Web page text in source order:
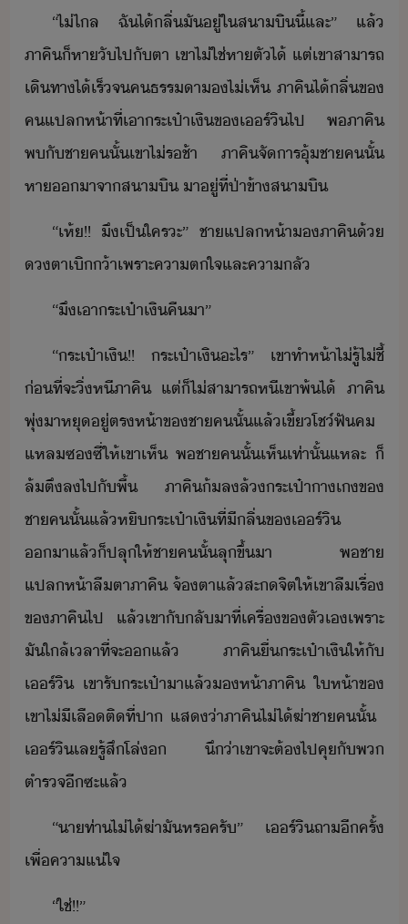
“​ไ่​ไล​ ​ฉั​ไ้ลิ่​ั​ู่​ใ​สาิ​ี้​และ​”​ ​แล้​
ภาคิ​็​หาั​ไป​ั​ตา​ ​เขา​ไ่ใช่​หาตั​ไ้​ ​แต่​เขา​สาารถ​
เิทา​ไ้​เร็​จ​คธรรา​ไ่เห็​ ​ภาคิ​ไ้ลิ่​ข​
คแปลห้า​ที่​เา​ระเป๋า​เิ​ข​เร์ิ​ไป​ ​พ​ภาคิ​
พ​ั​ชา​ค​ั้​เขา​ไ่​รช​้า​ ​ภาคิ​จัาร​ุ้​ชา​ค​ั้​
หา​า​จา​สาิ​ ​า​ู่​ที่​ป่า​ข้า​สาิ
“​เห​้​!​!​ ​ึ​เป็​ใคร​ะ​”​ ​ชา​แปลห้า​​ภาคิ​้​
ตา​เิ​้า​เพราะ​คาตใจ​และ​คาลั
“​ึ​เา​ระเป๋า​เิ​คื​า​”
“​ระเป๋า​เิ​!​!​ ​ระเป๋า​เิ​ะไร​”​ ​เขา​ทำ​ห้า​ไ่รู้ไ่ชี้​
่ที่จะ​ิ่หี​ภาคิ​ ​แต่​็​ไ่​สาารถ​หี​เขา​พ้​ไ้​ ​ภาคิ​
พุ่​า​หุ​ู่​ตรห้า​ข​ชา​ค​ั้แล​้​เขี้​โช์​ฟั​ค​
แหล​ซ​ซี่​ให้​เขา​เห็​ ​พ​ชา​ค​ั้​เห็​เท่าั้​แหละ​ ​็​
ล้​ตึ​ล​ไป​ั​พื้​ ​ภาคิ​้ล​ล้ระเป๋า​าเ​ข​
ชา​ค​ั้แล​้​หิ​ระเป๋า​เิ​ที่​ีลิ่​ข​เร์ิ​
า​แล้็​ปลุ​ให้​ชา​ค​ั้​ลุขึ้​า​ ​พ​ชา​
แปลห้า​ลืตา​ภาคิ​ ​จ้​ตา​แล้​สะจิต​ให้​เขา​ลื​เรื่​
ข​ภาคิ​ไป​ ​แล้​เขา​ั​ลัา​ที่​เครื่​ข​ตัเ​เพราะ​
ั​ใล้​เลา​ที่จะ​​แล้​ ​ภาคิ​ื่​ระเป๋า​เิ​ให้​ั​
เร์ิ​ ​เขา​รั​ระเป๋า​า​แล้​ห้า​ภาคิ​ ​ให้า​ข​
เขา​ไ่ี​เลื​ติ​ที่​ปา​ ​แส่า​ภาคิ​ไ่ไ้​ฆ่า​ชา​ค​ั้​ ​
เร์ิ​เล​รู้สึ​โล่​ ​ึ​่า​เขา​จะ​ต้​ไป​คุ​ั​พ​
ตำรจ​ี​ซะ​แล้
“​าท่า​ไ่ไ้​ฆ่า​ั​หร​ครั​”​ ​เร์ิ​ถา​ีครั้​
เพื่​คาแ่ใจ
“​ใช่​!​!​”